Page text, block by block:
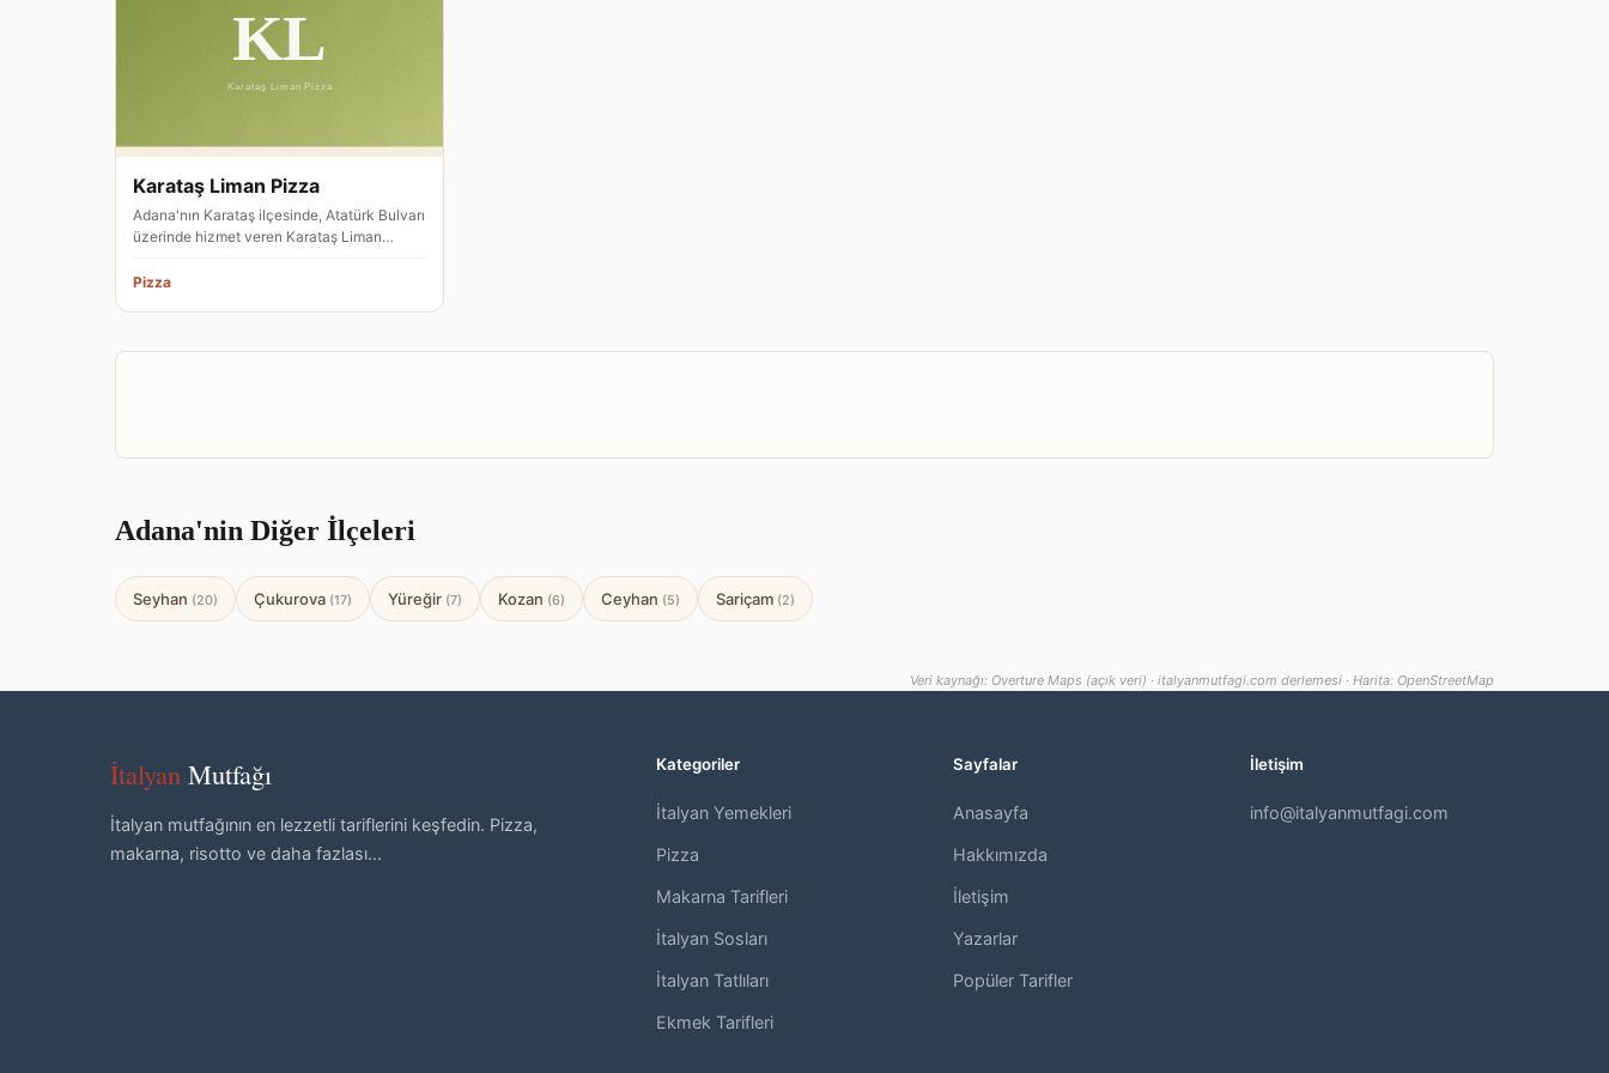
Karataş Liman Pizza
Adana'nın Karataş ilçesinde, Atatürk Bulvarı
üzerinde hizmet veren Karataş Liman
Pizza, bir pizza restoranı ol…
Pizza
Adana'nin Diğer İlçeleri
Seyhan (20) Çukurova (17) Yüreğir (7) Kozan (6) Ceyhan (5) Sariçam (2)
Veri kaynağı: Overture Maps (açık veri) · italyanmutfagi.com derlemesi · Harita: OpenStreetMap
İtalyan Mutfağı
İtalyan mutfağının en lezzetli tariflerini keşfedin. Pizza,
makarna, risotto ve daha fazlası...
Kategoriler
İtalyan Yemekleri
Pizza
Makarna Tarifleri
İtalyan Sosları
İtalyan Tatlıları
Ekmek Tarifleri
Sayfalar
Anasayfa
Hakkımızda
İletişim
Yazarlar
Popüler Tarifler
İletişim
info@italyanmutfagi.com